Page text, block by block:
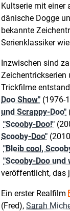
Kultserie mit einer
dänische Dogge
bekannte
Serienklassiker wie
Inzwischen sind
Zeichentrickserien
Trickfilme
Doo Show" (1976-
und Scrappy-Doo"
"Scooby-Doo!"
Scooby-Doo"
"Bleib cool,
"Scooby-Doo und
veröffentlicht, das
Ein erster Realfilm
(Fred), Sarah